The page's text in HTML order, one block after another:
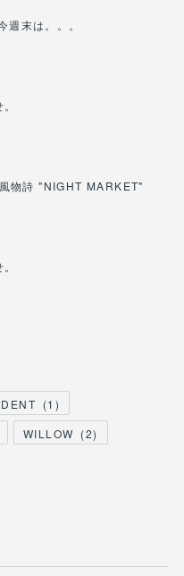
週末は。。。
物詩 "NIGHT MARKET"
(1 )
WILLOW (2)